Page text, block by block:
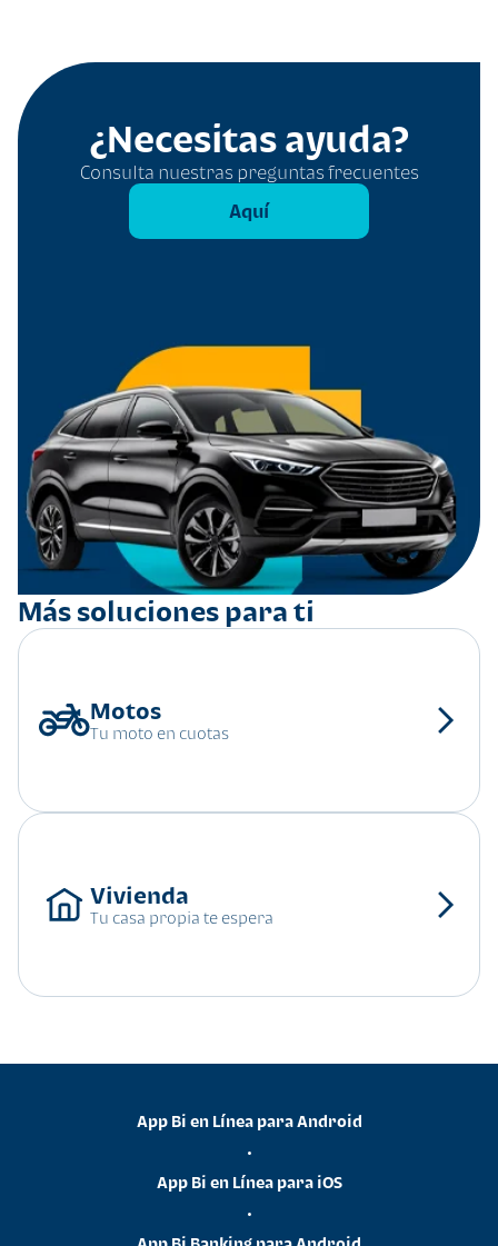
¿Necesitas ayuda?
Consulta nuestras preguntas frecuentes
Aquí
Más soluciones para ti
Tu moto en cuotas
Tu casa propia te espera
App Bi en Línea para Android
•
App Bi en Línea para iOS
•